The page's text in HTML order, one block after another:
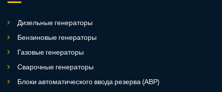
Дизельные генераторы
Бензиновые генераторы
Газовые генераторы
Сварочные генераторы
Блоки автоматического ввода резерва (АВР)